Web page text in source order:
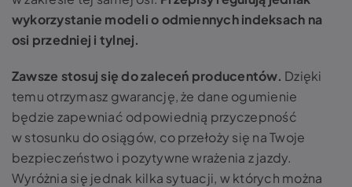
wykorzystanie modeli o odmiennych indeksach na
osi przedniej i tylnej.
Zawsze stosuj się do zaleceń producentów. Dzięki
temu otrzymasz gwarancję, że dane ogumienie
będzie zapewniać odpowiednią przyczepność
w stosunku do osiągów, co przełoży się na Twoje
bezpieczeństwo i pozytywne wrażenia z jazdy.
Wyróżnia się jednak kilka sytuacji, w których można